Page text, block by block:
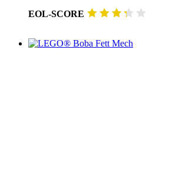
EOL-SCORE